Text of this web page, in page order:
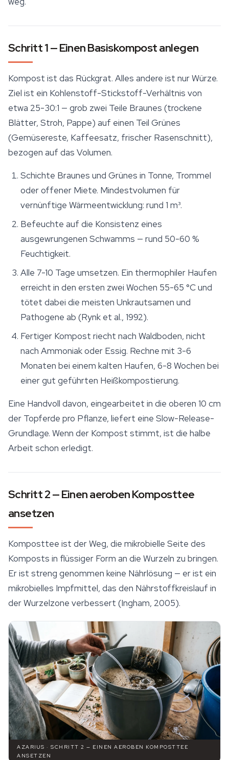
Schritt 1 — Einen Basiskompost anlegen
Kompost ist das Rückgrat. Alles andere ist nur Würze.
Ziel ist ein Kohlenstoff-Stickstoff-Verhältnis von
etwa 25-30:1 — grob zwei Teile Braunes (trockene
Blätter, Stroh, Pappe) auf einen Teil Grünes
(Gemüsereste, Kaffeesatz, frischer Rasenschnitt),
bezogen auf das Volumen.
Schichte Braunes und Grünes in Tonne, Trommel
oder offener Miete. Mindestvolumen für
vernünftige Wärmeentwicklung: rund 1 m³.
Befeuchte auf die Konsistenz eines
ausgewrungenen Schwamms — rund 50-60 %
Feuchtigkeit.
Alle 7-10 Tage umsetzen. Ein thermophiler Haufen
erreicht in den ersten zwei Wochen 55-65 °C und
tötet dabei die meisten Unkrautsamen und
Pathogene ab (Rynk et al., 1992).
Fertiger Kompost riecht nach Waldboden, nicht
nach Ammoniak oder Essig. Rechne mit 3-6
Monaten bei einem kalten Haufen, 6-8 Wochen bei
einer gut geführten Heißkompostierung.
Eine Handvoll davon, eingearbeitet in die oberen 10 cm
der Topferde pro Pflanze, liefert eine Slow-Release-
Grundlage. Wenn der Kompost stimmt, ist die halbe
Arbeit schon erledigt.
Schritt 2 — Einen aeroben Komposttee
ansetzen
Komposttee ist der Weg, die mikrobielle Seite des
Komposts in flüssiger Form an die Wurzeln zu bringen.
Er ist streng genommen keine Nährlösung — er ist ein
mikrobielles Impfmittel, das den Nährstoffkreislauf in
der Wurzelzone verbessert (Ingham, 2005).
AZARIUS · SCHRITT 2 — EINEN AEROBEN KOMPOSTTEE
ANSETZEN